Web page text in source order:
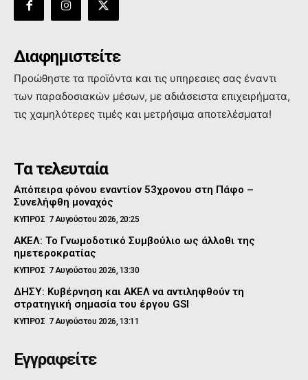
Διαφημιστείτε
Προώθηστε τα προϊόντα και τις υπηρεσιες σας έναντι
των παραδοσιακών μέσων, με αδιάσειστα επιχειρήματα,
τις χαμηλότερες τιμές και μετρήσιμα αποτελέσματα!
Τα τελευταία
Απόπειρα φόνου εναντίον 53χρονου στη Πάφο –
Συνελήφθη μοναχός
ΚΥΠΡΟΣ 7 Αυγούστου 2026, 20:25
ΑΚΕΛ: Το Γνωμοδοτικό Συμβούλιο ως άλλοθι της
ημετεροκρατίας
ΚΥΠΡΟΣ 7 Αυγούστου 2026, 13:30
ΔΗΣΥ: Κυβέρνηση και ΑΚΕΛ να αντιληφθούν τη
στρατηγική σημασία του έργου GSI
ΚΥΠΡΟΣ 7 Αυγούστου 2026, 13:11
Εγγραφείτε